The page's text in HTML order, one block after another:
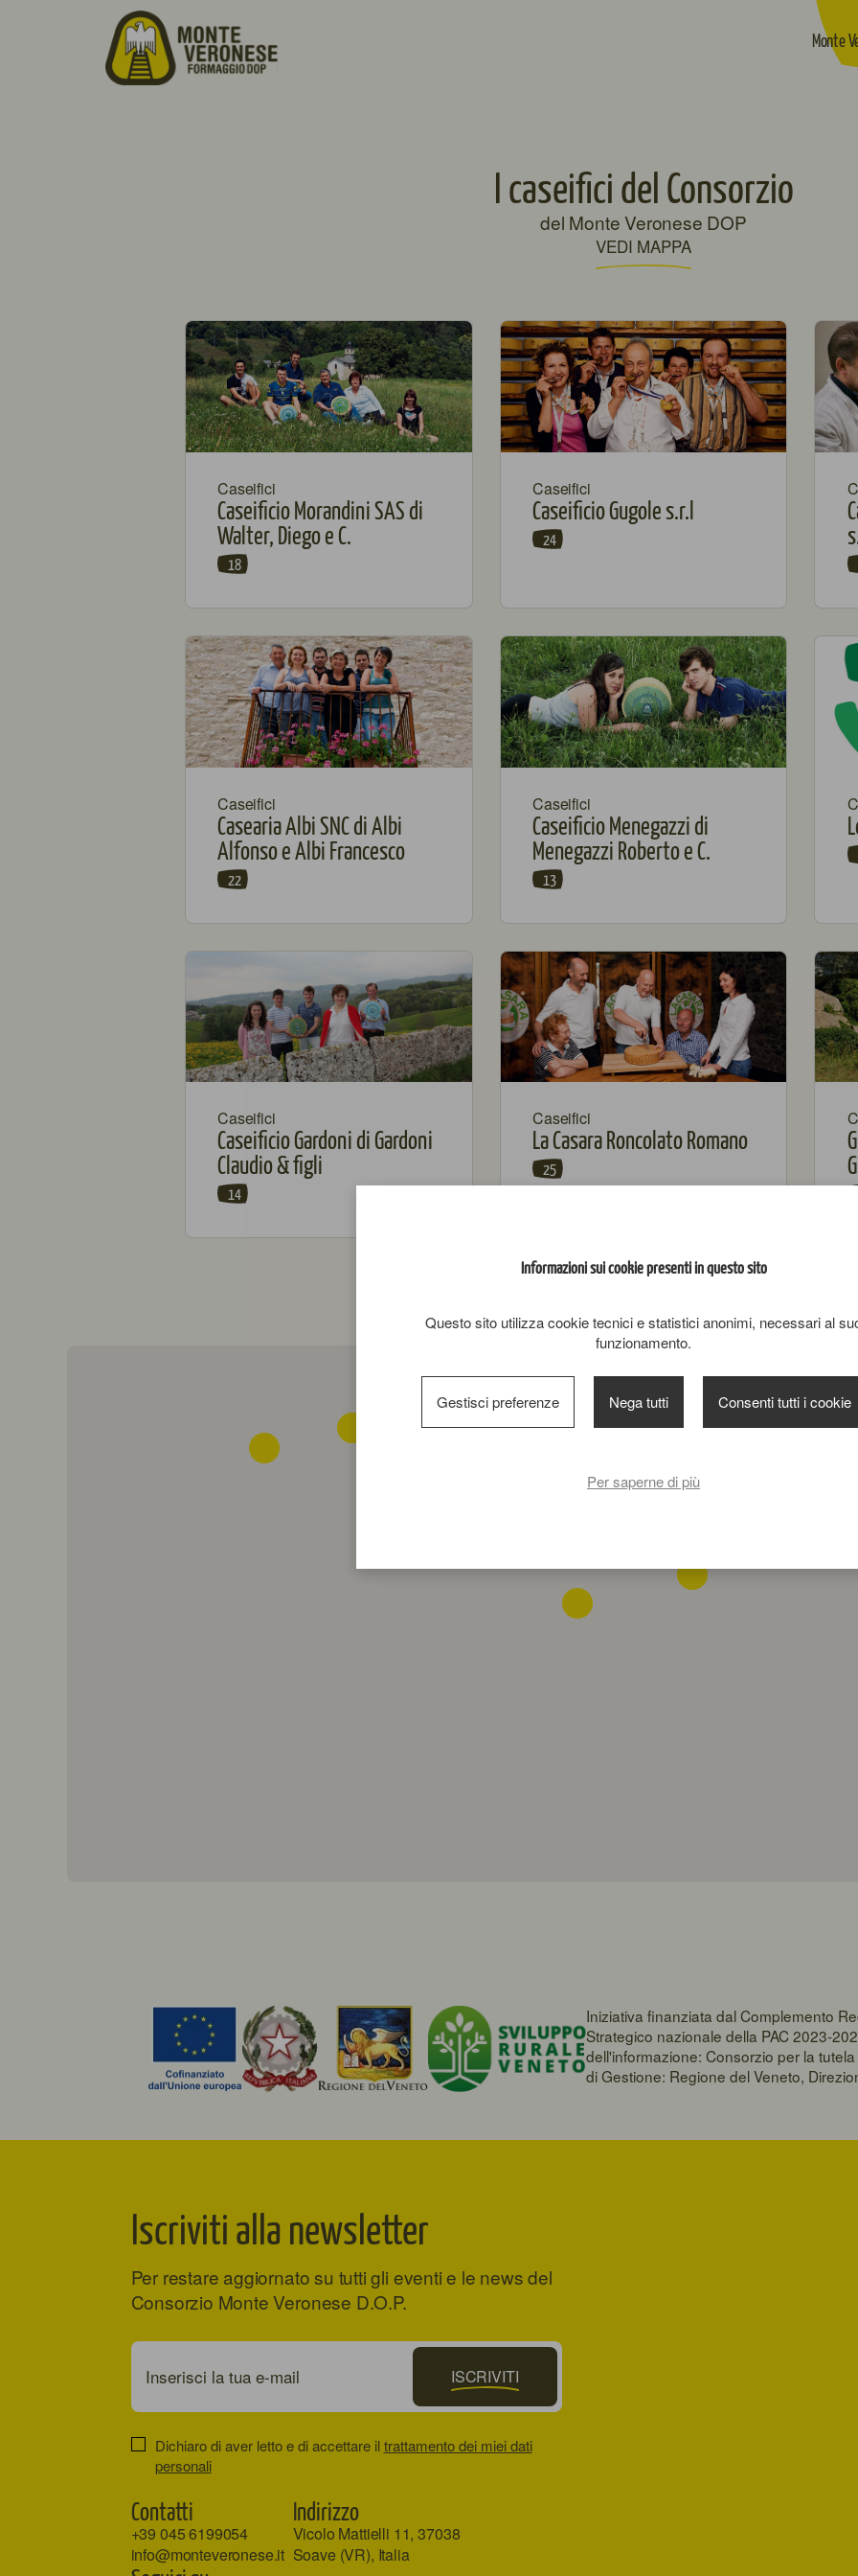
Monte
I caseifici del Consorzio
del Monte Veronese DOP
VEDI MAPPA
Caseifici
Caseificio Morandini SAS di
Walter, Diego e C.
18
Caseifici
Caseificio Gugole s.r.l
24
Caseifici
Casearia Albi SNC di Albi
Alfonso e Albi Francesco
22
Caseifici
Caseificio Menegazzi di
Menegazzi Roberto e C.
13
Caseifici
Caseificio Gardoni di Gardoni
Claudio & figli
14
Caseifici
La Casara Roncolato Romano
25
Iniziativa finanziata dal Complemento
Strategico nazionale della PAC 2023-
dell'informazione: Consorzio per la
di Gestione: Regione del Veneto,
Iscriviti alla newsletter
Per restare aggiornato su tutti gli eventi e le news del
Consorzio Monte Veronese D.O.P.
ISCRIVITI
Dichiaro di aver letto e di accettare iltrattamento dei miei dati
personali
Contatti
+39 045 6199054
info@monteveronese.it
Indirizzo
Vicolo Mattielli 11, 37038
Soave (VR), Italia
Informazioni sui cookie presenti in questo sito
Questo sito utilizza cookie tecnici e statistici anonimi, necessari al
funzionamento.
Gestisci preferenze Nega tutti Consenti tutti i cookie
Per saperne di più